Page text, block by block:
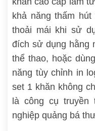
khả năng thấm
thoải mái khi sử
đích sử dụng hằng
thể thao, hoặc
năng tùy chỉnh in
set 1 khăn không
là công cụ truyền
nghiệp quảng bá